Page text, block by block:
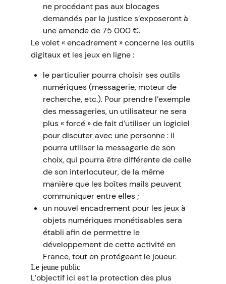
ne procédant pas aux blocages
demandés par la justice s’exposeront à
une amende de 75 000 €.
Le volet « encadrement » concerne les outils
digitaux et les jeux en ligne :
le particulier pourra choisir ses outils
numériques (messagerie, moteur de
recherche, etc.). Pour prendre l’exemple
des messageries, un utilisateur ne sera
plus « forcé » de fait d’utiliser un logiciel
pour discuter avec une personne : il
pourra utiliser la messagerie de son
choix, qui pourra être différente de celle
de son interlocuteur, de la même
manière que les boîtes mails peuvent
communiquer entre elles ;
un nouvel encadrement pour les jeux à
objets numériques monétisables sera
établi afin de permettre le
développement de cette activité en
France, tout en protégeant le joueur.
Le jeune public
L’objectif ici est la protection des plus